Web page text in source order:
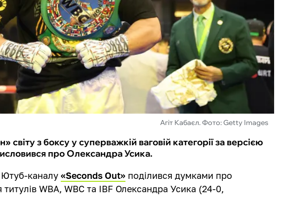
Агіт Кабаєл. Фото: Getty Images
з боксу у суперважкій ваговій категорії за версією
про Олександра Усика.
Ютуб-каналу«Seconds Out» поділився думками про
титулів WBA, WBC та IBF Олександра Усика (24-0,